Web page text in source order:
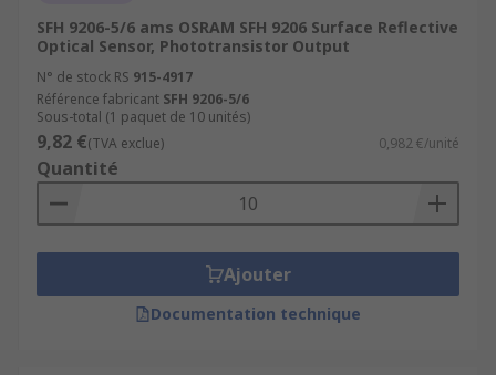
SFH 9206-5/6 ams OSRAM SFH 9206 Surface Reflective
Optical Sensor, Phototransistor Output
N° de stock RS 915-4917
Référence fabricant SFH 9206-5/6
Sous-total (1 paquet de 10 unités)
9,82 €(TVA exclue) 0,982 €/unité
Quantité
Ajouter
Documentation technique